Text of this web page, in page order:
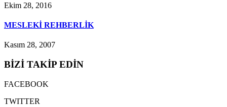
Ekim 28, 2016
MESLEKİ REHBERLİK
Kasım 28, 2007
BİZİ TAKİP EDİN
FACEBOOK
TWITTER